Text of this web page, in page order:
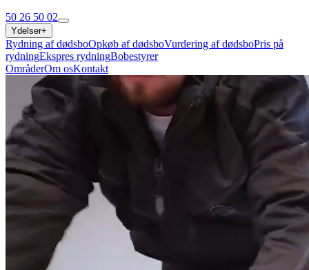
50 26 50 02
Ydelser+
Rydning af dødsboOpkøb af dødsboVurdering af dødsboPris på
rydningEkspres rydningBobestyrer
OmråderOm osKontakt